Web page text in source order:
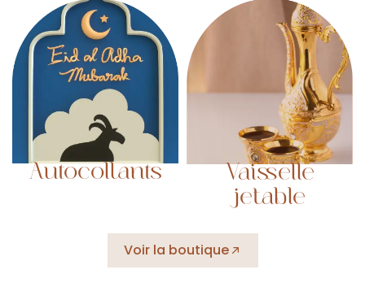
Autocollants
Vaisselle
jetable
Voir la boutique